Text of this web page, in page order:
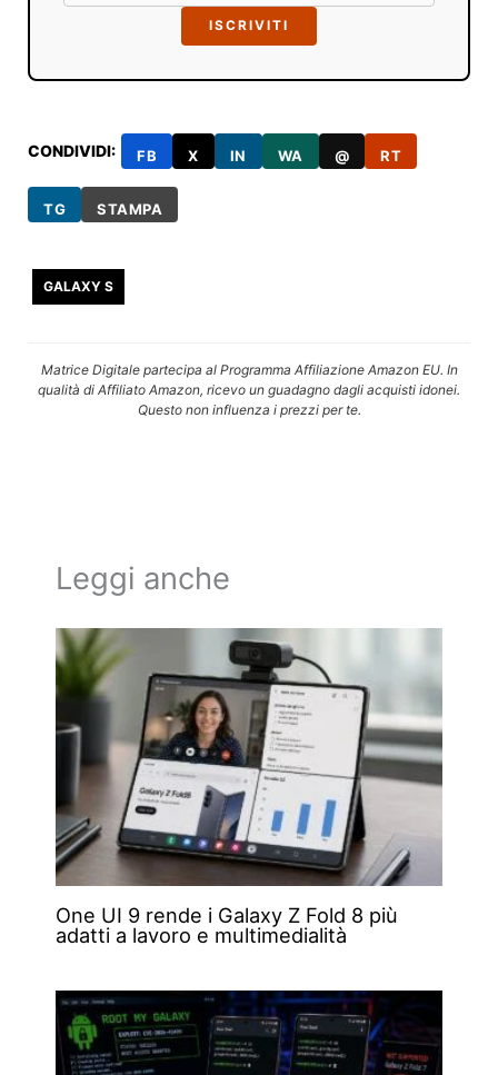
ISCRIVITI
CONDIVIDI: FB X IN WA @ RT
TG STAMPA
GALAXY S
Matrice Digitale partecipa al Programma Affiliazione Amazon EU. In
qualità di Affiliato Amazon, ricevo un guadagno dagli acquisti idonei.
Questo non influenza i prezzi per te.
Leggi anche
One UI 9 rende i Galaxy Z Fold 8 più
adatti a lavoro e multimedialità